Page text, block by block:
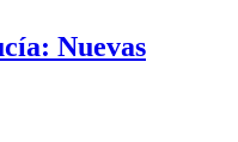
Nuevas